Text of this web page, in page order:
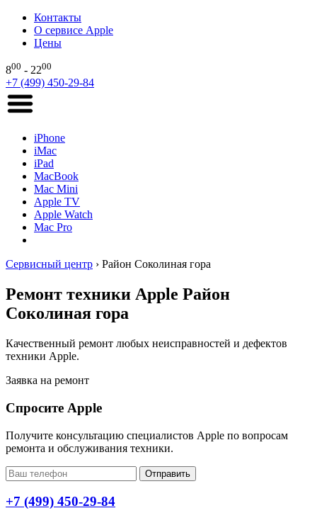
Контакты
О сервисе Apple
Цены
800 - 2200
+7 (499) 450-29-84
iPhone
iMac
iPad
MacBook
Mac Mini
Apple TV
Apple Watch
Mac Pro
Сервисный центр › Район Соколиная гора
Ремонт техники Apple Район
Соколиная гора
Качественный ремонт любых неисправностей и дефектов
техники Apple.
Заявка на ремонт
Спросите Apple
Получите консультацию специалистов Apple по вопросам
ремонта и обслуживания техники.
Отправить
+7 (499) 450-29-84